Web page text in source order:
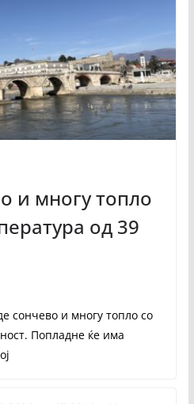
и многу топло
од 39
сончево и многу топло со
Попладне ќе има